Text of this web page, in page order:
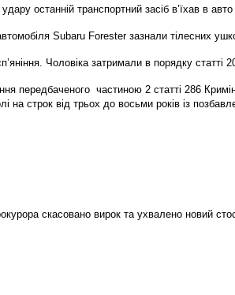
останній транспортний засіб в’їхав в
Subaru Forester зазнали тілесних
Чоловіка затримали в порядку статті
передбаченого частиною 2 статті 286
на строк від трьох до восьми років із
скасовано вирок та ухвалено новий